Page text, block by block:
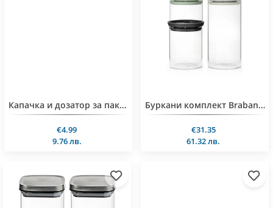
Капачка и дозатор за пакети Tescoma Presto
€4.99
9.76 лв.
Буркани комплект Brabantia Stackable 0.3L+0.6L+1.1L, Light Grey/Dark Grey/Jade Green, 3 броя
€31.35
61.32 лв.